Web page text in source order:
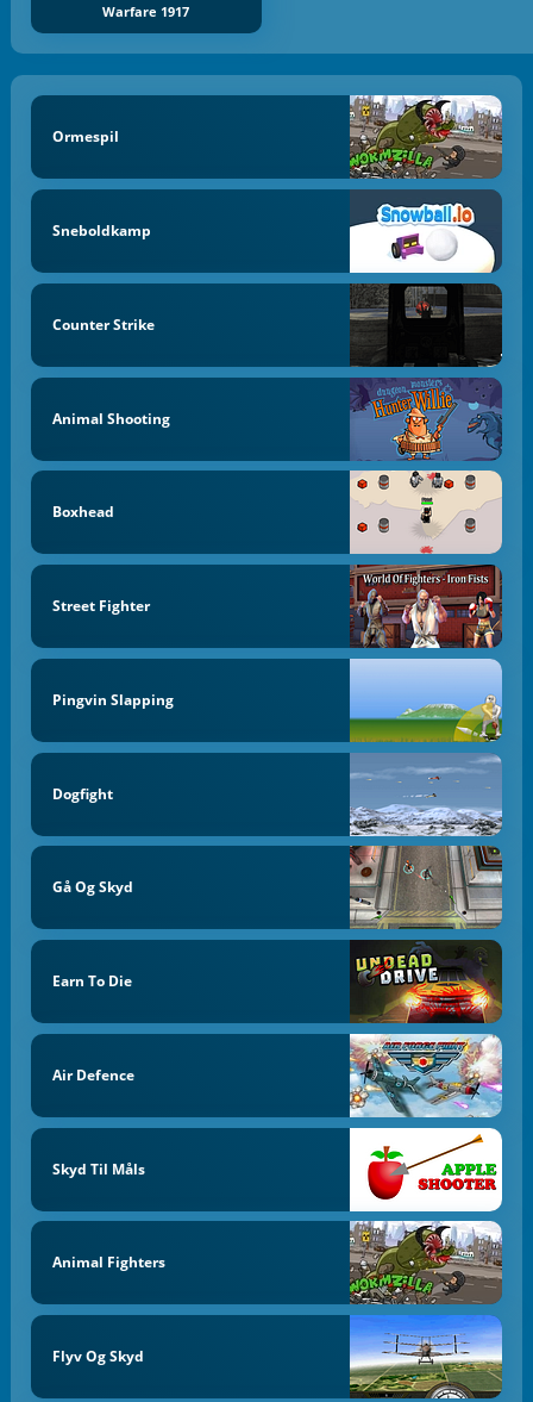
Warfare 1917
Ormespil
Sneboldkamp
Counter Strike
Animal Shooting
Boxhead
Street Fighter
Pingvin Slapping
Dogfight
Gå Og Skyd
Earn To Die
Air Defence
Skyd Til Måls
Animal Fighters
Flyv Og Skyd